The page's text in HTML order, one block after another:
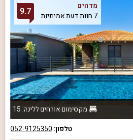
מדהים
7 חוות דעת אמיתיות
9.7
מקסימום אורחים ללינה: 15
טלפון: 052-9125350